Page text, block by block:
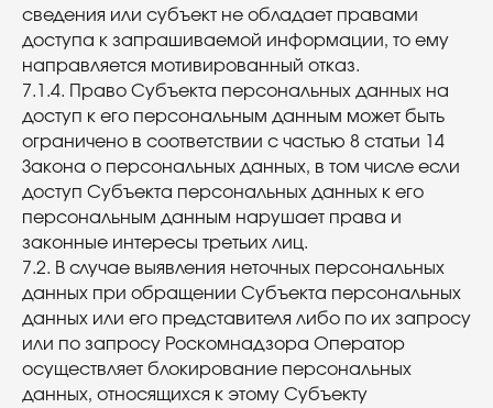
сведения или субъект не обладает правами
доступа к запрашиваемой информации, то ему
направляется мотивированный отказ.
7.1.4. Право Субъекта персональных данных на
доступ к его персональным данным может быть
ограничено в соответствии с частью 8 статьи 14
Закона о персональных данных, в том числе если
доступ Субъекта персональных данных к его
персональным данным нарушает права и
законные интересы третьих лиц.
7.2. В случае выявления неточных персональных
данных при обращении Субъекта персональных
данных или его представителя либо по их запросу
или по запросу Роскомнадзора Оператор
осуществляет блокирование персональных
данных, относящихся к этому Субъекту